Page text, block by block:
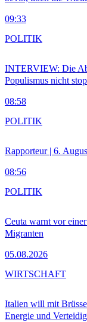
09:33
INTERVIEW: Die
Populismus nicht
08:58
POLITIK
Rapporteur | 6.
08:56
POLITIK
Ceuta warnt vor
Migranten
05.08.2026
POLITIK
Italien will mit
Energie und
WIRTSCHAFT